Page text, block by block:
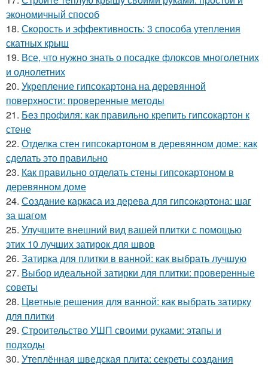
экономичный способ
18. Скорость и эффективность: 3 способа утепления
скатных крыш
19. Все, что нужно знать о посадке флоксов многолетних
и однолетних
20. Укрепление гипсокартона на деревянной
поверхности: проверенные методы
21. Без профиля: как правильно крепить гипсокартон к
стене
22. Отделка стен гипсокартоном в деревянном доме: как
сделать это правильно
23. Как правильно отделать стены гипсокартоном в
деревянном доме
24. Создание каркаса из дерева для гипсокартона: шаг
за шагом
25. Улучшите внешний вид вашей плитки с помощью
этих 10 лучших затирок для швов
26. Затирка для плитки в ванной: как выбрать лучшую
27. Выбор идеальной затирки для плитки: проверенные
советы
28. Цветные решения для ванной: как выбрать затирку
для плитки
29. Строительство УШП своими руками: этапы и
подходы
30. Утеплённая шведская плита: секреты создания